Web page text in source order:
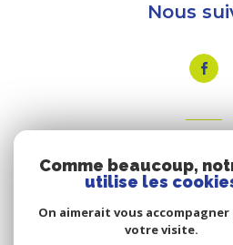
Nous
Espace
SE
Comme beaucoup,
utilise les
On aimerait vous
votre visite.